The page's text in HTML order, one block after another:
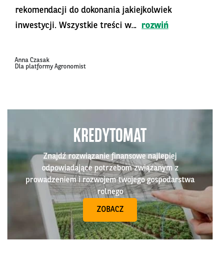
rekomendacji do dokonania jakiejkolwiek
inwestycji. Wszystkie treści w...
rozwiń
Anna Czasak
Dla platformy Agronomist
KREDYTOMAT
Znajdź rozwiązanie finansowe najlepiej
odpowiadające potrzebom związanym z
prowadzeniem i rozwojem twojego gospodarstwa
rolnego
ZOBACZ